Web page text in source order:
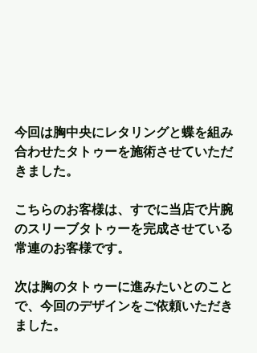
今回は胸中央にレタリングと蝶を組み
合わせたタトゥーを施術させていただ
きました。
こちらのお客様は、すでに当店で片腕
のスリーブタトゥーを完成させている
常連のお客様です。
次は胸のタトゥーに進みたいとのこと
で、今回のデザインをご依頼いただき
ました。